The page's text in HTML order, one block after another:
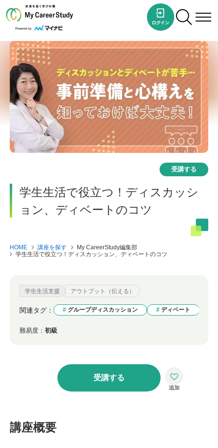
受講する
学生生活で役立つ！ディスカッシ
ョン、ディベートのコツ
HOME 講座を探す
My CareerStudy編集部
学生生活で役立つ！ディスカッション、ディベートのコツ
学生生活支援 アウトプット（伝える）
関連タグ： グループディスカッション ディベート
難易度： 初級
受講する
講座概要